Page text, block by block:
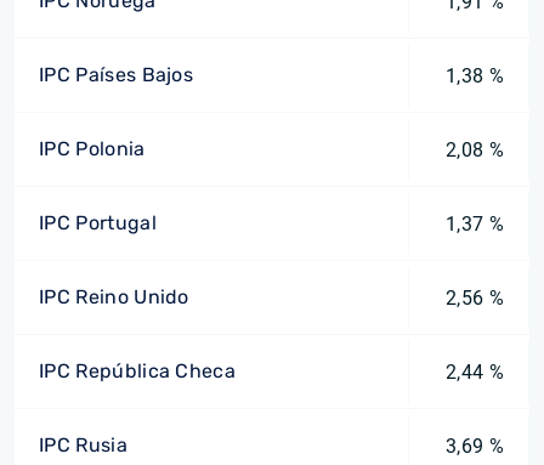
IPC Países Bajos 1,38 %
IPC Polonia 2,08 %
IPC Portugal 1,37 %
IPC Reino Unido 2,56 %
IPC República Checa 2,44 %
IPC Rusia 3,69 %